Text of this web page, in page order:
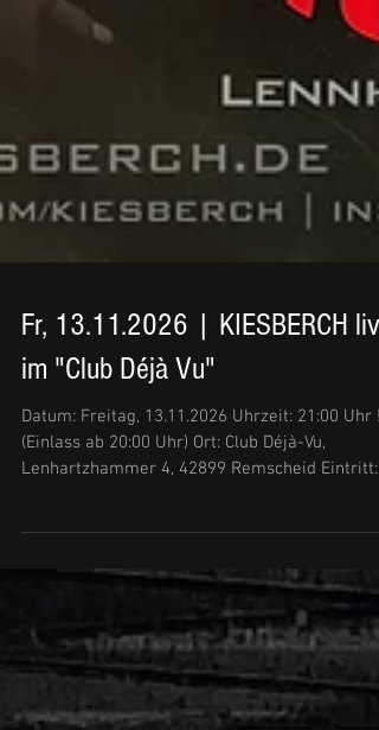
Fr, 13.11.2026 | KIESBERCH live
(Einlass ab 20:00 Uhr) Ort: Club Déjà-Vu,
Lenhartzhammer 4, 42899 Remscheid Eintritt:
weitere Infos folgen ... Abendkasse, kein
Vorverkauf Veranstalter: Club Déjà-Vu
KIESBERCH rockt das "Déjà" Die Rockdiskothek
Déjà Vu ist seit über 30 Jahren fester